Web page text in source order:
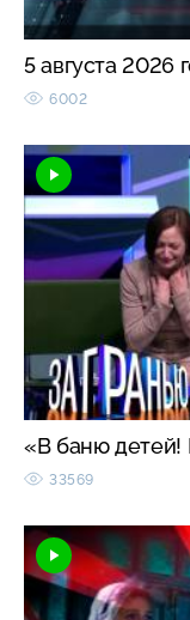
5 августа 2026
6002
«В баню детей!
33569